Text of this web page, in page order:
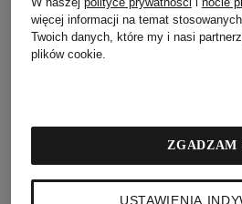
więcej informacji na temat
Twoich danych, które my i nasi
plików cookie.
USTAWIENIA
ZGADZAM